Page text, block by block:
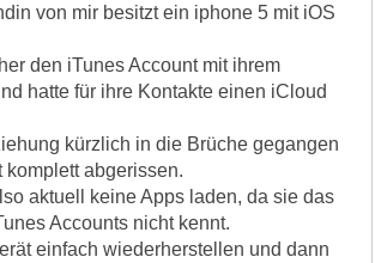
von mir besitzt ein iphone 5 mit iOS
den iTunes Account mit ihrem
hatte für ihre Kontakte einen iCloud
kürzlich in die Brüche gegangen
komplett abgerissen.
aktuell keine Apps laden, da sie das
Accounts nicht kennt.
einfach wiederherstellen und dann